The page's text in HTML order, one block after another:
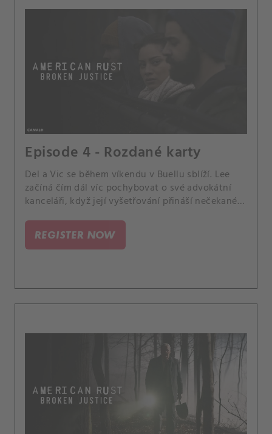
Episode 4 - Rozdané karty
Del a Vic se během víkendu v Buellu sblíží. Lee
začíná čím dál víc pochybovat o své advokátní
kanceláři, když její vyšetřování přináší nečekané
REGISTER NOW